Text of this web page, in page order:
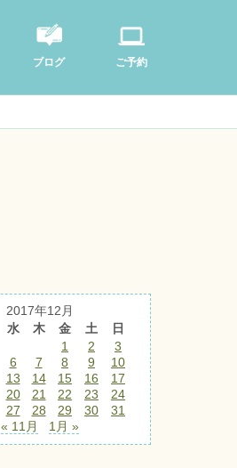
ブログ ご予約
2017年12月
水 木 金 土
日
1
2
3
6 7 8 9
10
13 14 15 16
17
20 21 22 23
24
27 28 29 30
31
« 11月
1月 »